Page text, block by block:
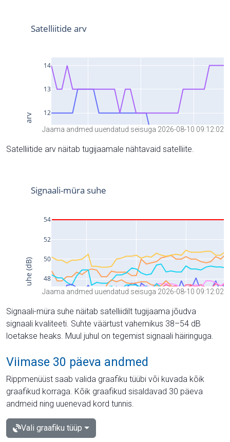
Jaama andmed uuendatud seisuga 2026-08-10 09:12:02
Satelliitide arv näitab tugijaamale nähtavaid satelliite.
Jaama andmed uuendatud seisuga 2026-08-10 09:12:02
Signaali-müra suhe näitab satelliidilt tugijaama jõudva
signaali kvaliteeti. Suhte väärtust vahemikus 38–54 dB
loetakse heaks. Muul juhul on tegemist signaali häiringuga.
Viimase 30 päeva andmed
Rippmenüüst saab valida graafiku tüübi või kuvada kõik
graafikud korraga. Kõik graafikud sisaldavad 30 päeva
andmeid ning uuenevad kord tunnis.
Vali graafiku tüüp